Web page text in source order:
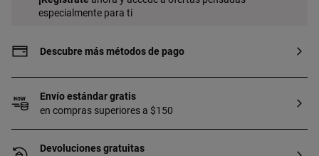
especialmente para ti
Descubre más métodos de pago
Envío estándar gratis
en compras superiores a $150
Devoluciones gratuitas